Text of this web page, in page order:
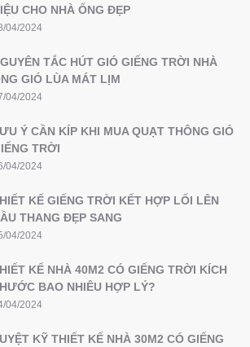
CHO NHÀ ỐNG ĐẸP
04/2024
TẮC HÚT GIÓ GIẾNG TRỜI NHÀ
GIÓ LÙA MÁT LỊM
04/2024
Ý CẦN KÍP KHI MUA QUẠT THÔNG GIÓ
TRỜI
04/2024
KẾ GIẾNG TRỜI KẾT HỢP LỐI LÊN
THANG ĐẸP SANG
04/2024
KẾ NHÀ 40M2 CÓ GIẾNG TRỜI KÍCH
BAO NHIÊU HỢP LÝ?
04/2024
KỸ THIẾT KẾ NHÀ 30M2 CÓ GIẾNG